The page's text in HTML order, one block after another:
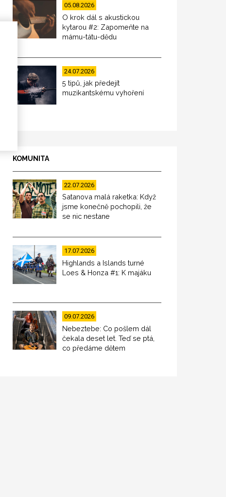
05.08.2026
O krok dál s akustickou
kytarou #2: Zapomeňte na
mámu-tátu-dědu
24.07.2026
5 tipů, jak předejít
muzikantskému vyhoření
KOMUNITA
22.07.2026
Satanova malá raketka: Když
jsme konečně pochopili, že
se nic nestane
17.07.2026
Highlands a Islands turné
Loes & Honza #1: K majáku
09.07.2026
Nebeztebe: Co pošlem dál
čekala deset let. Teď se ptá,
co předáme dětem